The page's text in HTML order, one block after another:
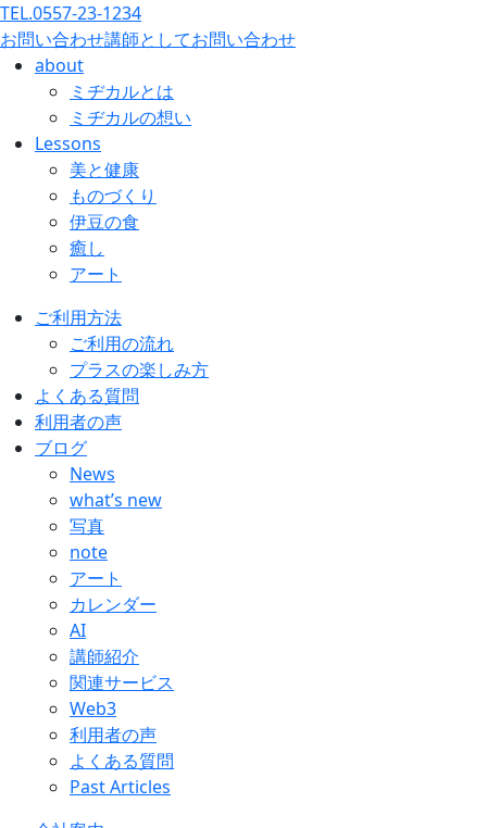
TEL.0557-23-1234
お問い合わせ講師としてお問い合わせ
about
ミヂカルとは
ミヂカルの想い
Lessons
美と健康
ものづくり
伊豆の食
癒し
アート
ご利用方法
ご利用の流れ
プラスの楽しみ方
よくある質問
利用者の声
ブログ
News
what’s new
写真
note
アート
カレンダー
AI
講師紹介
関連サービス
Web3
利用者の声
よくある質問
Past Articles